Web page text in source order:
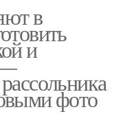
в
и
фото